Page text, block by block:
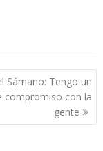
Sámano: Tengo un
compromiso con la
gente